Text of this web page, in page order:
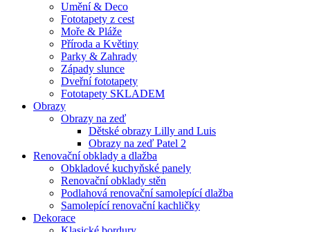
Umění & Deco
Fototapety z cest
Moře & Pláže
Příroda a Květiny
Parky & Zahrady
Západy slunce
Dveřní fototapety
Fototapety SKLADEM
Obrazy
Obrazy na zeď
Dětské obrazy Lilly and Luis
Obrazy na zeď Patel 2
Renovační obklady a dlažba
Obkladové kuchyňské panely
Renovační obklady stěn
Podlahová renovační samolepící dlažba
Samolepící renovační kachličky
Dekorace